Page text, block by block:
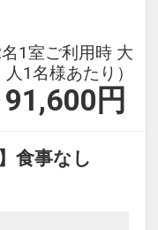
名1室ご利用時 大
人1名様あたり）
円
食事なし